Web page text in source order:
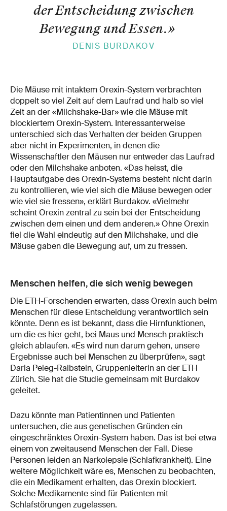
der Entscheidung zwischen
Bewegung und Essen.»
DENIS BURDAKOV
Die Mäuse mit intaktem Orexin-System verbrachten
doppelt so viel Zeit auf dem Laufrad und halb so viel
Zeit an der «Milchshake-Bar» wie die Mäuse mit
blockiertem Orexin-System. Interessanterweise
unterschied sich das Verhalten der beiden Gruppen
aber nicht in Experimenten, in denen die
Wissenschaftler den Mäusen nur entweder das Laufrad
oder den Milchshake anboten. «Das heisst, die
Hauptaufgabe des Orexin-Systems besteht nicht darin
zu kontrollieren, wie viel sich die Mäuse bewegen oder
wie viel sie fressen», erklärt Burdakov. «Vielmehr
scheint Orexin zentral zu sein bei der Entscheidung
zwischen dem einen und dem anderen.» Ohne Orexin
fiel die Wahl eindeutig auf den Milchshake, und die
Mäuse gaben die Bewegung auf, um zu fressen.
Menschen helfen, die sich wenig bewegen
Die ETH-Forschenden erwarten, dass Orexin auch beim
Menschen für diese Entscheidung verantwortlich sein
könnte. Denn es ist bekannt, dass die Hirnfunktionen,
um die es hier geht, bei Maus und Mensch praktisch
gleich ablaufen. «Es wird nun darum gehen, unsere
Ergebnisse auch bei Menschen zu überprüfen», sagt
Daria Peleg-Raibstein, Gruppenleiterin an der ETH
Zürich. Sie hat die Studie gemeinsam mit Burdakov
geleitet.
Dazu könnte man Patientinnen und Patienten
untersuchen, die aus genetischen Gründen ein
eingeschränktes Orexin-System haben. Das ist bei etwa
einem von zweitausend Menschen der Fall. Diese
Personen leiden an Narkolepsie (Schlafkrankheit). Eine
weitere Möglichkeit wäre es, Menschen zu beobachten,
die ein Medikament erhalten, das Orexin blockiert.
Solche Medikamente sind für Patienten mit
Schlafstörungen zugelassen.